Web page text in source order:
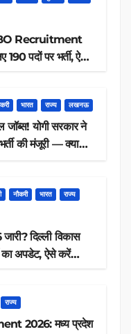
Recruitment
पदों पर भर्ती, ऐसे
भारत राज्य लखनऊ
योगी सरकार ने
की मंजूरी — क्या
नौकरी भारत राज्य
दिल्ली विकास
का अपडेट, ऐसे करें
राज्य
2026: मध्य प्रदेश